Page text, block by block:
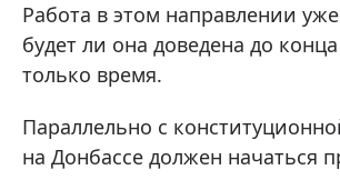
Работа в этом направлении
будет ли она доведена до
только время.
Параллельно с
на Донбассе должен начаться